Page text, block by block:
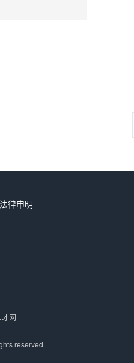
法律申明
网
reserved.